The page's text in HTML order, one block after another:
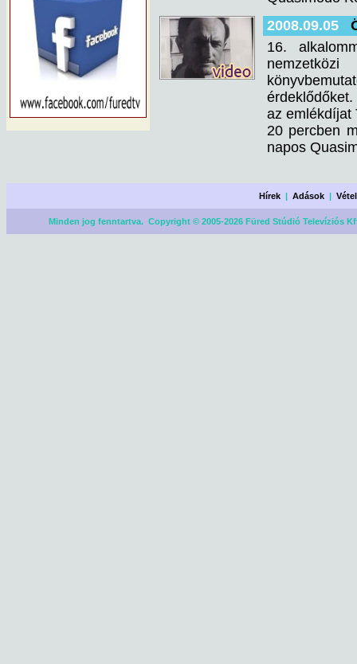
2008.09.05
16.
az emlékdíjat
20 percben
napos
Hírek |Adások |
Minden jog fenntartva. Copyright © 2005-2026 Füred Stúdió Televíziós